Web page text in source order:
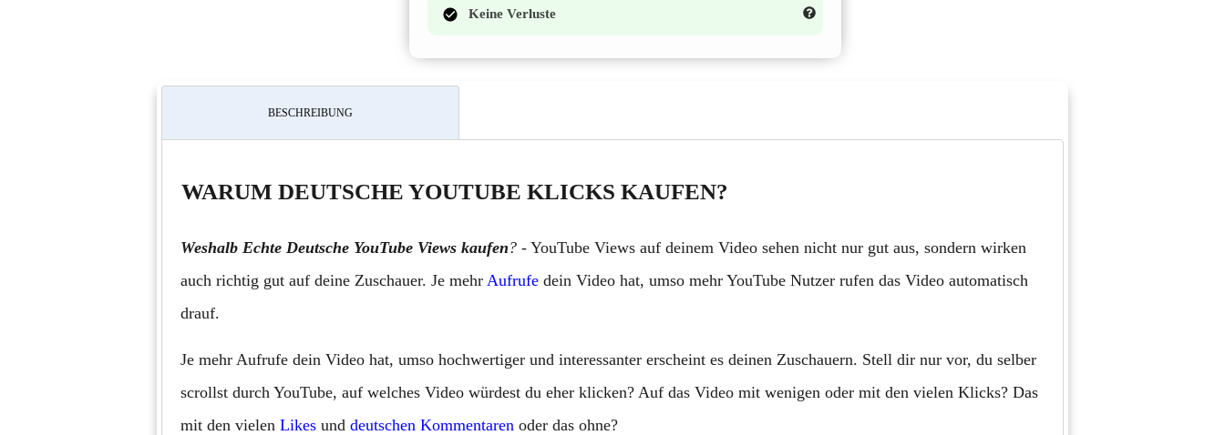
Keine Verluste
BESCHREIBUNG
WARUM DEUTSCHE YOUTUBE KLICKS KAUFEN?
Weshalb Echte Deutsche YouTube Views kaufen? - YouTube Views auf deinem Video sehen nicht nur gut aus, sondern wirken
auch richtig gut auf deine Zuschauer. Je mehr Aufrufe dein Video hat, umso mehr YouTube Nutzer rufen das Video automatisch
drauf.
Je mehr Aufrufe dein Video hat, umso hochwertiger und interessanter erscheint es deinen Zuschauern. Stell dir nur vor, du selber
scrollst durch YouTube, auf welches Video würdest du eher klicken? Auf das Video mit wenigen oder mit den vielen Klicks? Das
mit den vielen Likes und deutschen Kommentaren oder das ohne?